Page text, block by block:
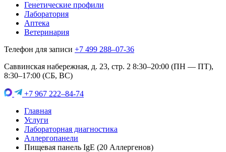
Генетические профили
Лаборатория
Аптека
Ветеринария
Телефон для записи +7 499 288–07-36
Саввинская набережная, д. 23, стр. 2 8:30–20:00 (ПН — ПТ),
8:30–17:00 (СБ, ВС)
+7 967 222–84-74
Главная
Услуги
Лабораторная диагностика
Аллергопанели
Пищевая панель IgE (20 Аллергенов)